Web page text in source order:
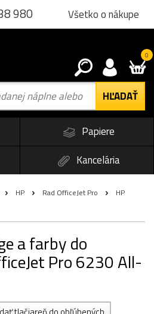
980 Všetko o nákupe
0
Papiere
Kancelária
HP Rad OfficeJet Pro
HP
a farby do
Pro 6230 All-